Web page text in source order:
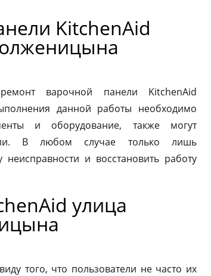
KitchenAid
варочной панели KitchenAid
данной работы необходимо
и оборудование, также могут
В любом случае только лишь
и восстановить работу
улица
того, что пользователи не часто их